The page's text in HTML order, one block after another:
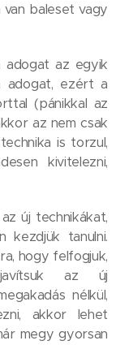
baleset vagy
adogat az egyik
adogat, ezért a
(pánikkal az
az nem csak
is torzul,
kivitelezni,
új technikákat,
kezdjük tanulni.
hogy felfogjuk,
az új
nélkül,
akkor lehet
megy gyorsan